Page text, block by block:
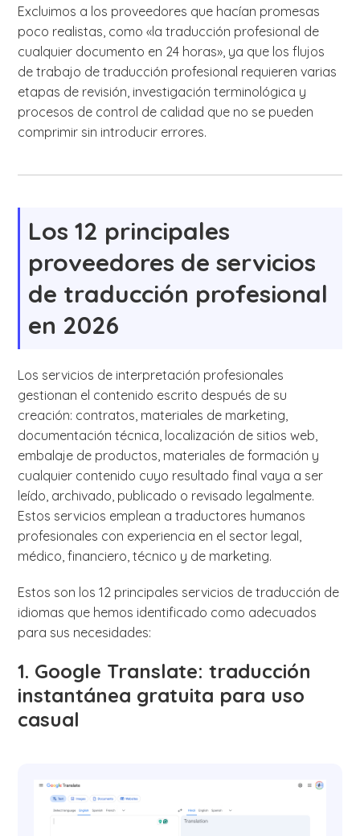
Excluimos a los proveedores que hacían promesas
poco realistas, como «la traducción profesional de
cualquier documento en 24 horas», ya que los flujos
de trabajo de traducción profesional requieren varias
etapas de revisión, investigación terminológica y
procesos de control de calidad que no se pueden
comprimir sin introducir errores.
Los 12 principales
proveedores de servicios
de traducción profesional
en 2026
Los servicios de interpretación profesionales
gestionan el contenido escrito después de su
creación: contratos, materiales de marketing,
documentación técnica, localización de sitios web,
embalaje de productos, materiales de formación y
cualquier contenido cuyo resultado final vaya a ser
leído, archivado, publicado o revisado legalmente.
Estos servicios emplean a traductores humanos
profesionales con experiencia en el sector legal,
médico, financiero, técnico y de marketing.
Estos son los 12 principales servicios de traducción de
idiomas que hemos identificado como adecuados
para sus necesidades:
1. Google Translate: traducción
instantánea gratuita para uso
casual